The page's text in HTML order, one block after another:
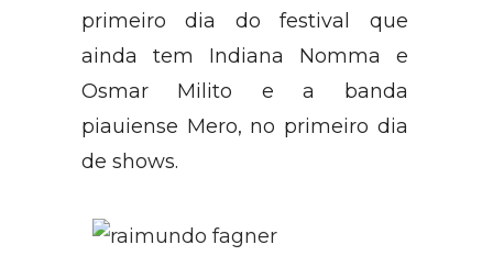
primeiro dia do festival que
ainda tem Indiana Nomma e
Osmar Milito e a banda
piauiense Mero, no primeiro dia
de shows.